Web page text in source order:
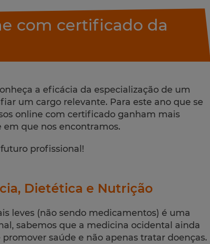
com certificado da
a eficácia da especialização de um
um cargo relevante. Para este ano que se
online com certificado ganham mais
que nos encontramos.
profissional!
Dietética e Nutrição
leves (não sendo medicamentos) é uma
sabemos que a medicina ocidental ainda
saúde e não apenas tratar doenças.